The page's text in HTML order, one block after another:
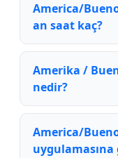
America/
an saat kaç?
Amerika /
nedir?
America/
uygulamasına